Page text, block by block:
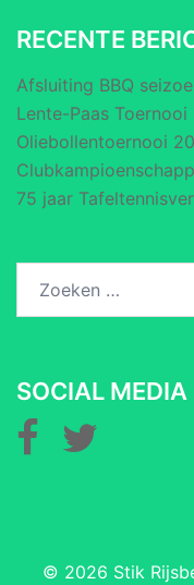
RECENTE
Afsluiting BBQ
Lente-Paas Toernooi
Oliebollentoernooi
75 jaar
naar:
SOCIAL MEDIA
© 2026 Stik